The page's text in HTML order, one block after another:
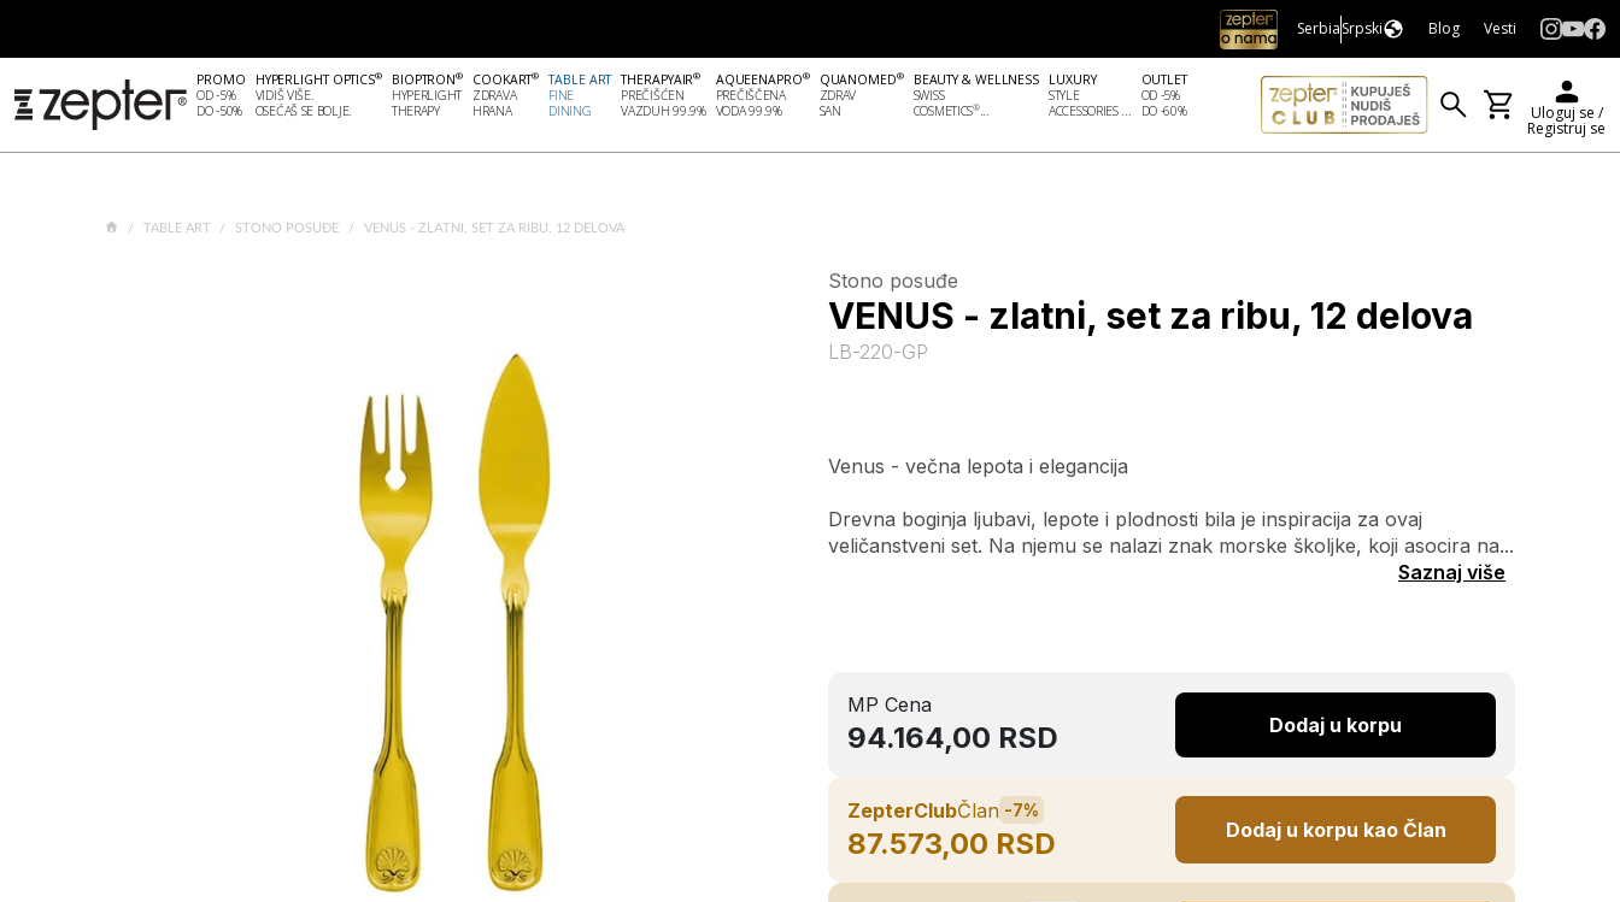
SerbiaSrpski Blog Vesti
PROMO
OD -5%
DO -50%
HYPERLIGHT OPTICS®
VIDIŠ VIŠE.
OSEĆAŠ SE BOLJE.
BIOPTRON®
HYPERLIGHT
THERAPY
COOKART®
ZDRAVA
HRANA
TABLE ART
FINE
DINING
THERAPYAIR®
PREČIŠĆEN
VAZDUH 99.9%
AQUEENAPRO®
PREČIŠČENA
VODA 99.9%
QUANOMED®
ZDRAV
SAN
BEAUTY & WELLNESS
SWISS
COSMETICS®...
LUXURY
STYLE
ACCESSORIES ...
OUTLET
OD -5%
DO -60%
Uloguj se /
Registruj se
TABLE ART STONO POSUĐE VENUS - ZLATNI, SET ZA RIBU, 12 DELOVA
Stono posuđe
VENUS - zlatni, set za ribu, 12 delova
LB-220-GP
Venus - večna lepota i elegancija
Drevna boginja ljubavi, lepote i plodnosti bila je inspiracija za ovaj
veličanstveni set. Na njemu se nalazi znak morske školjke, koji asocira na...
Saznaj više
MP Cena
94.164,00 RSD Dodaj u korpu
ZepterClubČlan -7%
87.573,00 RSD Dodaj u korpu kao Član